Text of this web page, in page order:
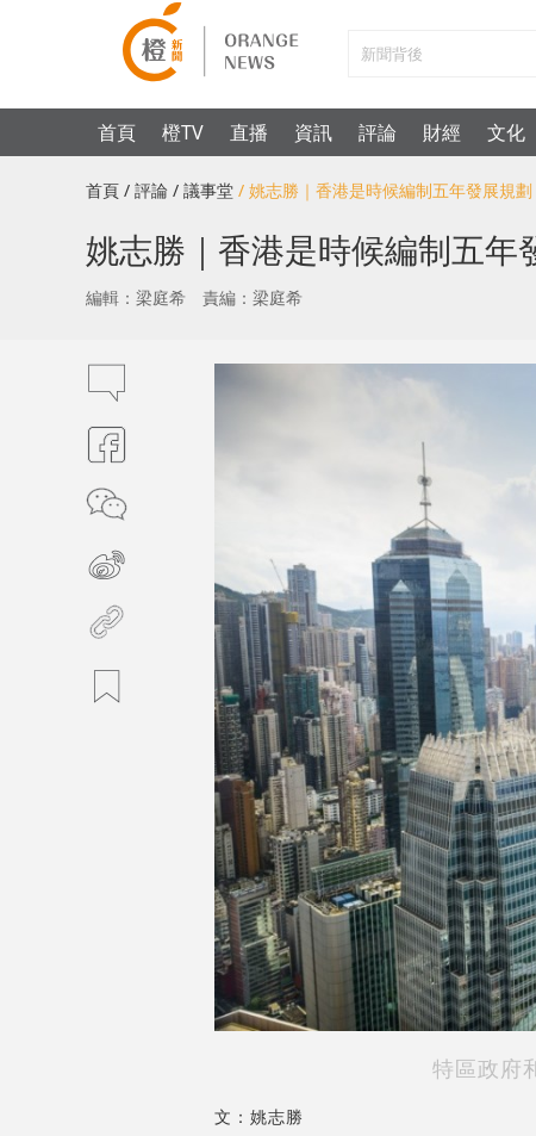
首頁 橙TV 直播 資訊 評論 財經 文化
首頁 / 評論 / 議事堂 / 姚志勝｜香港是時候編制五年發展規劃
姚志勝｜香港是時候編制五年
編輯：梁庭希 責編：梁庭希
特區政府
文：姚志勝